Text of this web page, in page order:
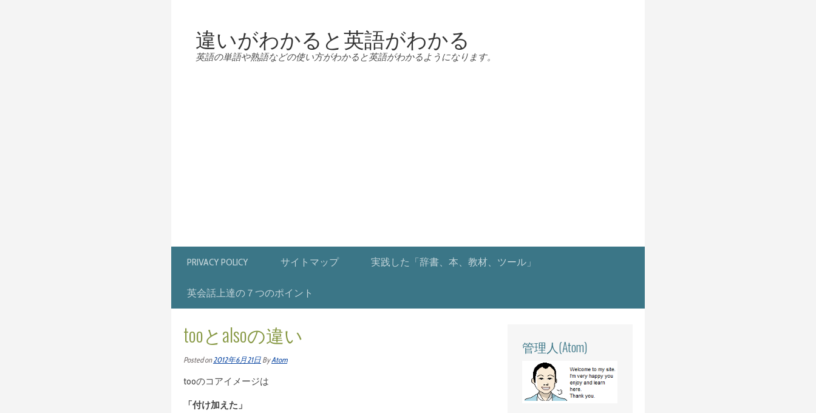
違いがわかると英語がわかる
英語の単語や熟語などの使い方がわかると英語がわかるようになります。
PRIVACY POLICY サイトマップ 実践した「辞書、本、教材、ツール」
英会話上達の７つのポイント
tooとalsoの違い
Posted on2012年6月21日 ByAtom
tooのコアイメージは
「付け加えた」
管理人(Atom)